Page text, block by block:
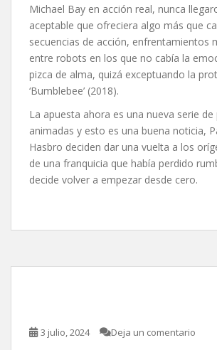
Michael Bay en acción real, nunca
aceptable que ofreciera algo más que
secuencias de acción, enfrentamientos
entre robots en los que no cabía la
pizca de alma, quizá exceptuando la
‘Bumblebee’ (2018).
La apuesta ahora es una nueva serie de
animadas y esto es una buena noticia,
Hasbro deciden dar una vuelta a los
de una franquicia que había perdido
decide volver a empezar desde cero.
3 julio, 2024 Deja un comentario